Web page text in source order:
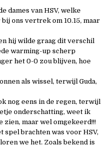
dames van HSV, welke
ons vertrek om 10.15, maar
hij wilde graag dit verschil
warming-up scherp
het 0-0 zou blijven, hoe
als wissel, terwijl Guda,
nog eens in de regen, terwijl
onderschatting, weet ik
maar wel omgekeerd!!!
spel brachten was voor HSV,
we het. Zoals bekend is